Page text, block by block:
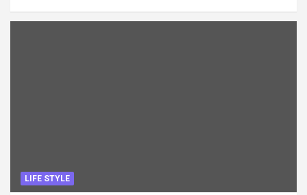
LIFE STYLE